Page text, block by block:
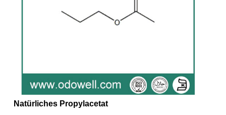
Natürliches Propylacetat